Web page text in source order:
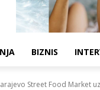
BIZNIS
Street Food Market